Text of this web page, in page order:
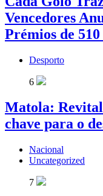
Vencedores
Prémios de
Desporto
6
Matola:
chave para o
Nacional
Uncategorized
7